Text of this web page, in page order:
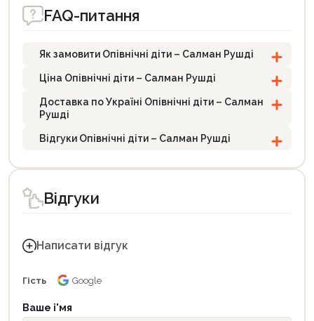
FAQ-питання
Як замовити Опівнічні діти – Салман Рушді
Ціна Опівнічні діти – Салман Рушді
Доставка по Україні Опівнічні діти – Салман
Рушді
Відгуки Опівнічні діти – Салман Рушді
Відгуки
Написати відгук
Гість Google
Ваше і'мя